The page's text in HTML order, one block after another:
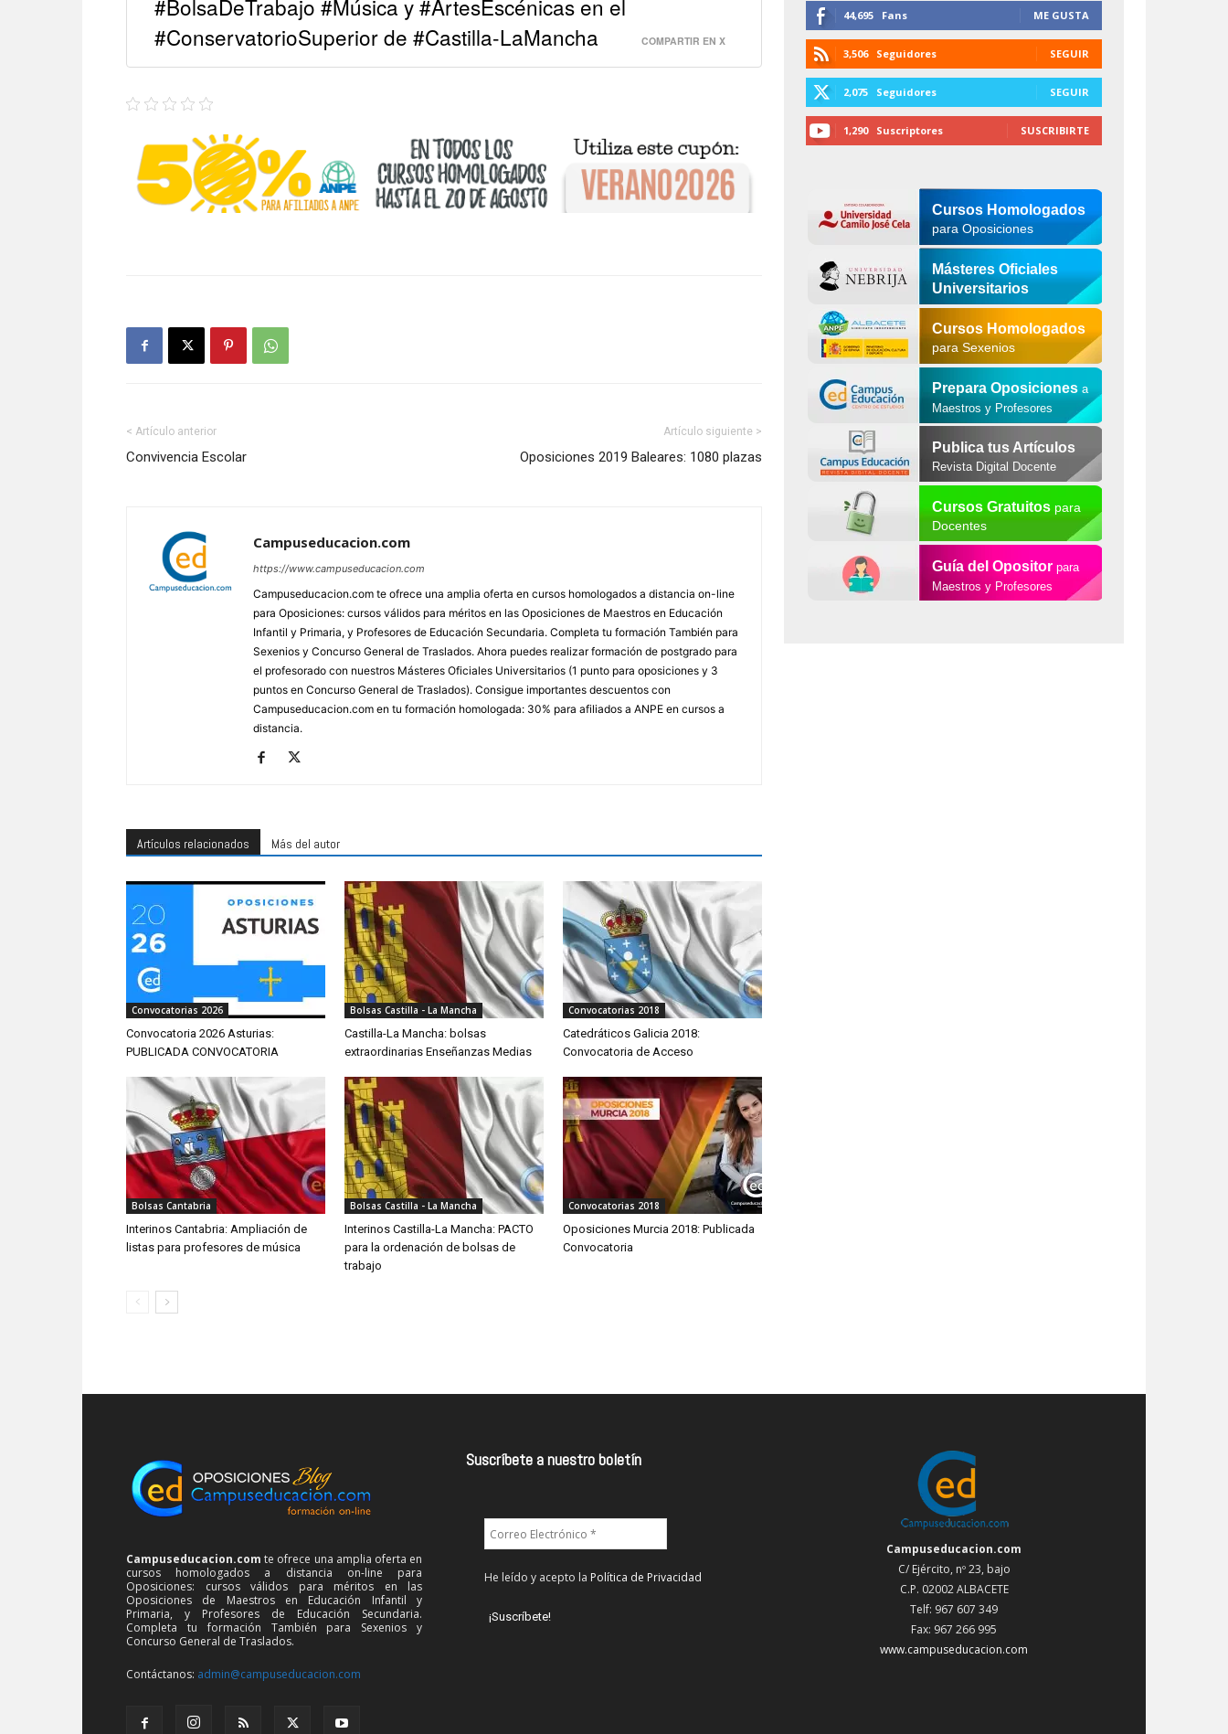
#BolsaDeTrabajo #Música y #ArtesEscénicas en el
#ConservatorioSuperior de #Castilla-LaMancha
COMPARTIR EN X
< Artículo anterior
Convivencia Escolar
Artículo siguiente >
Oposiciones 2019 Baleares: 1080 plazas
Campuseducacion.com
https://www.campuseducacion.com
Campuseducacion.com te ofrece una amplia oferta en cursos homologados a distancia on-line
para Oposiciones: cursos válidos para méritos en las Oposiciones de Maestros en Educación
Infantil y Primaria, y Profesores de Educación Secundaria. Completa tu formación También para
Sexenios y Concurso General de Traslados. Ahora puedes realizar formación de postgrado para
el profesorado con nuestros Másteres Oficiales Universitarios (1 punto para oposiciones y 3
puntos en Concurso General de Traslados). Consigue importantes descuentos con
Campuseducacion.com en tu formación homologada: 30% para afiliados a ANPE en cursos a
distancia.
Artículos relacionados Más del autor
Convocatorias 2026
Convocatoria 2026 Asturias:
PUBLICADA CONVOCATORIA
Bolsas Castilla - La Mancha
Castilla-La Mancha: bolsas
extraordinarias Enseñanzas Medias
Convocatorias 2018
Catedráticos Galicia 2018:
Convocatoria de Acceso
Bolsas Cantabria
Interinos Cantabria: Ampliación de
listas para profesores de música
Bolsas Castilla - La Mancha
Interinos Castilla-La Mancha: PACTO
para la ordenación de bolsas de
trabajo
Convocatorias 2018
Oposiciones Murcia 2018: Publicada
Convocatoria
44,695 Fans ME GUSTA
3,506 Seguidores SEGUIR
2,075 Seguidores SEGUIR
1,290 Suscriptores SUSCRIBIRTE
Cursos Homologados
para Oposiciones
Másteres Oficiales
Universitarios
Cursos Homologados
para Sexenios
Prepara Oposiciones a
Maestros y Profesores
Publica tus Artículos
Revista Digital Docente
Cursos Gratuitospara
Docentes
Guía del Opositor para
Maestros y Profesores
Campuseducacion.com te ofrece una amplia oferta en
cursos homologados a distancia on-line para
Oposiciones: cursos válidos para méritos en las
Oposiciones de Maestros en Educación Infantil y
Primaria, y Profesores de Educación Secundaria.
Completa tu formación También para Sexenios y
Concurso General de Traslados.
Contáctanos: admin@campuseducacion.com
Suscríbete a nuestro boletín
He leído y acepto la Política de Privacidad
Campuseducacion.com
C/ Ejército, nº 23, bajo
C.P. 02002 ALBACETE
Telf: 967 607 349
Fax: 967 266 995
www.campuseducacion.com